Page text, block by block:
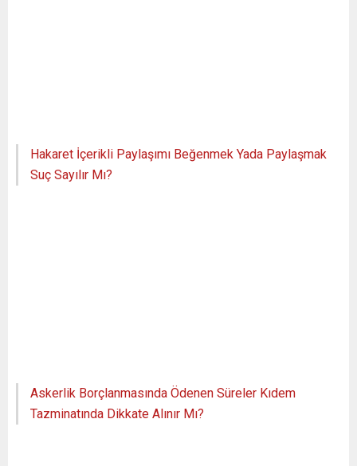
Hakaret İçerikli Paylaşımı Beğenmek Yada Paylaşmak
Suç Sayılır Mı?
Askerlik Borçlanmasında Ödenen Süreler Kıdem
Tazminatında Dikkate Alınır Mı?